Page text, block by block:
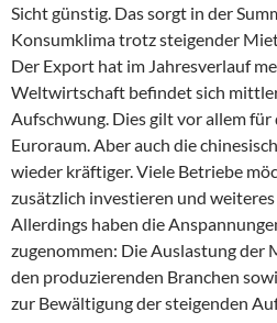
Sicht günstig. Das sorgt in der
Konsumklima trotz steigender
Der Export hat im Jahresverlauf
Weltwirtschaft befindet sich
Aufschwung. Dies gilt vor allem für
Euroraum. Aber auch die
wieder kräftiger. Viele Betriebe
zusätzlich investieren und
Allerdings haben die
zugenommen: Die Auslastung der
den produzierenden Branchen
zur Bewältigung der steigenden